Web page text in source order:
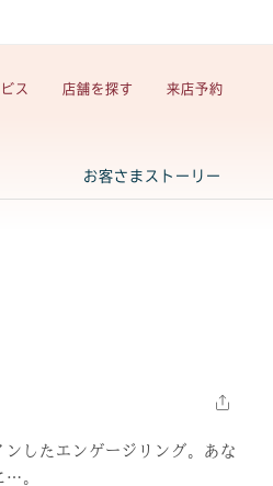
ス 店舗を探す 来店予約
お客さまストーリー
したエンゲージリング。あな
…。